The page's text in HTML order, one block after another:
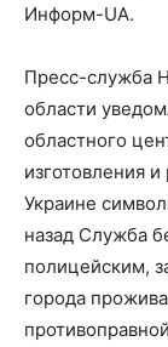
Информ-UA.
Пресс-служба
области
областного
изготовления
Украине
назад Служба
полицейским,
города